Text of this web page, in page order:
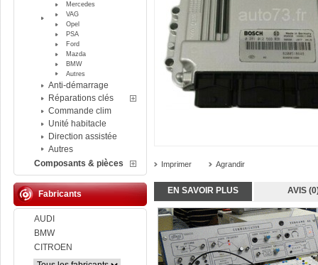
Mercedes
VAG
Opel
PSA
Ford
Mazda
BMW
Autres
Anti-démarrage
Réparations clés
Commande clim
Unité habitacle
Direction assistée
Autres
Composants & pièces
Fabricants
AUDI
BMW
CITROEN
Imprimer Agrandir
EN SAVOIR PLUS AVIS